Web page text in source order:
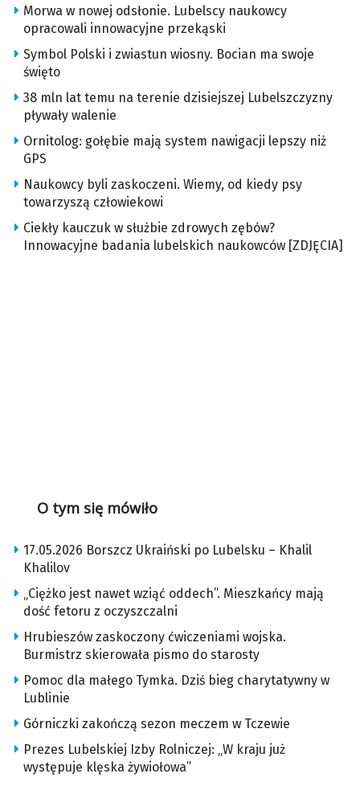
Morwa w nowej odsłonie. Lubelscy naukowcy
opracowali innowacyjne przekąski
Symbol Polski i zwiastun wiosny. Bocian ma swoje
święto
38 mln lat temu na terenie dzisiejszej Lubelszczyzny
pływały walenie
Ornitolog: gołębie mają system nawigacji lepszy niż
GPS
Naukowcy byli zaskoczeni. Wiemy, od kiedy psy
towarzyszą człowiekowi
Ciekły kauczuk w służbie zdrowych zębów?
Innowacyjne badania lubelskich naukowców [ZDJĘCIA]
O tym się mówiło
17.05.2026 Borszcz Ukraiński po Lubelsku – Khalil
Khalilov
„Ciężko jest nawet wziąć oddech”. Mieszkańcy mają
dość fetoru z oczyszczalni
Hrubieszów zaskoczony ćwiczeniami wojska.
Burmistrz skierowała pismo do starosty
Pomoc dla małego Tymka. Dziś bieg charytatywny w
Lublinie
Górniczki zakończą sezon meczem w Tczewie
Prezes Lubelskiej Izby Rolniczej: „W kraju już
występuje klęska żywiołowa”